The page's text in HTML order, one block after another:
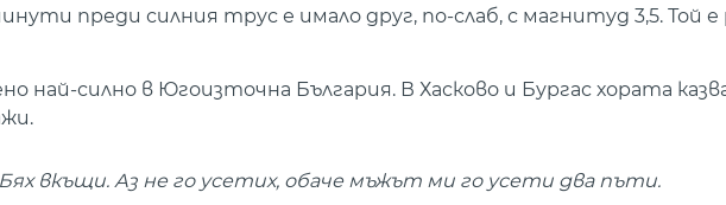
преди силния трус е имало друг, по-слаб, с магнитуд 3,5. Той
най-силно в Югоизточна България. В Хасково и Бургас хората
вкъщи. Аз не го усетих, обаче мъжът ми го усети два пъти.